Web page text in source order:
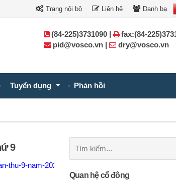
Trang nội bộ Liên hệ Danh bạ
Tuyển dụng Phản hồi
(84-225)3731090 |
fax:(84-
pid@vosco.vn |
dry@vosco.vn
9
thu-9-nam-2025-signed.pdf
kiếm:
Quan hệ cổ đông